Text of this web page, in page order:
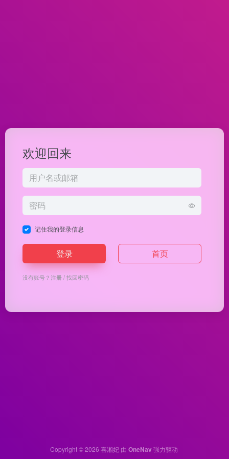
欢迎回来
记住我的登录信息
登录 首页
没有账号？注册/找回密码
Copyright © 2026 喜湘妃由 OneNav强力驱动